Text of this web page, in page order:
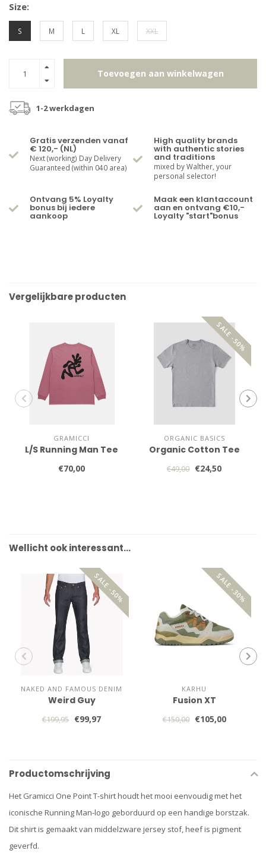
Size:
S M L XL XXL
Toevoegen aan winkelwagen
1-2 werkdagen
Gratis verzenden vanaf
€ 120,- (NL)
Next (working) Day Delivery
Guaranteed (within 040 area)
High quality brands
with authentic stories
and traditions
mixed by Walther, your
personal selector!
Ontvang 5% Loyalty
bonus bij iedere
aankoop
Maak een klantaccount
aan en ontvang €10,-
Loyalty "start"bonus
Vergelijkbare producten
GRAMICCI
L/S Running Man Tee
€70,00
SALE -50%
ORGANIC BASICS
Organic Cotton Tee
€49,00 €24,50
Wellicht ook interessant…
SALE -50%
NAKED AND FAMOUS DENIM
Weird Guy
€199,95 €99,97
SALE -30%
KARHU
Fusion XT
€150,00 €105,00
Productomschrijving
Het Gramicci One Point T-shirt houdt het mooi eenvoudig met het
iconische Running Man-logo geborduurd op een handige borstzak.
Dit shirt is gemaakt van middelzware jersey stof, heef is pigment
geverfd.